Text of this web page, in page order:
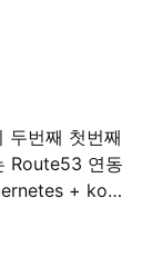
첫번째
봅시다.